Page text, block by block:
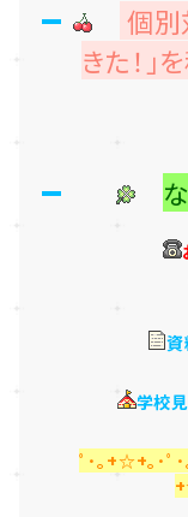
個別
きた！」
資
学校
ﾟ･｡+☆+｡･ﾟ